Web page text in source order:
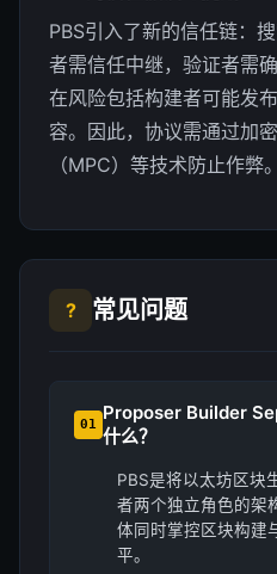
PBS引入了新的信任链：
者需信任中继，验证者需
在风险包括构建者可能发
容。因此，协议需通过加
（MPC）等技术防止作弊。
? 常见问题
01
Proposer Builder
什么？
PBS是将以太坊区块
者两个独立角色的架
体同时掌控区块构建
平。